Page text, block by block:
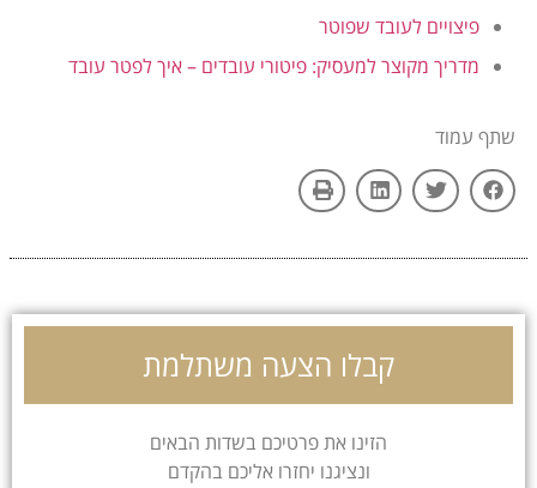
פיצויים לעובד שפוטר
מדריך מקוצר למעסיק: פיטורי עובדים – איך לפטר עובד
שתף עמוד
קבלו הצעה משתלמת
הזינו את פרטיכם בשדות הבאים
ונציגנו יחזרו אליכם בהקדם